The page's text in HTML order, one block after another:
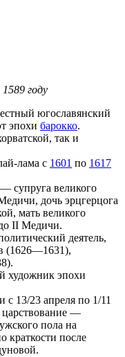
году
югославянский
эпохи барокко.
, так и
лама с 1601 по 1617
— супруга великого
, дочь эрцгерцога
, мать великого
II Медичи.
деятель,
(1626—1631),
художник эпохи
с 13/23 апреля по 1/11
царствование —
пола на
краткости после
.